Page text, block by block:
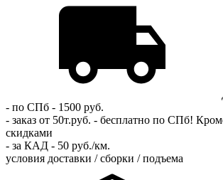
- по СПб - 1500 руб.
- заказ от 50т.руб. - бесплатно по СПб!
скидками
- за КАД - 50 руб./км.
условия доставки / сборки / подъема